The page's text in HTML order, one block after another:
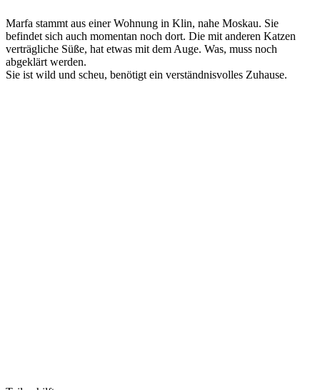
Marfa stammt aus einer Wohnung in Klin, nahe Moskau. Sie
befindet sich auch momentan noch dort. Die mit anderen Katzen
verträgliche Süße, hat etwas mit dem Auge. Was, muss noch
abgeklärt werden.
Sie ist wild und scheu, benötigt ein verständnisvolles Zuhause.